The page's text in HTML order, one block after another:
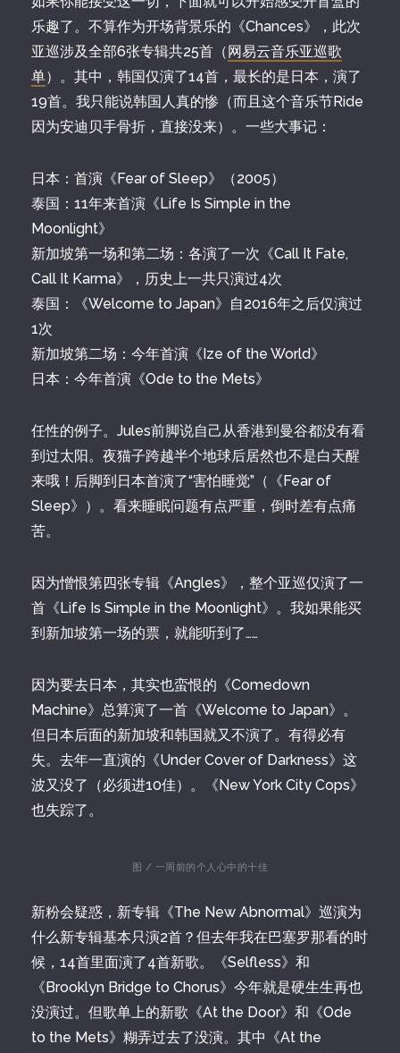
乐趣了。不算作为开场背景乐的《Chances》，此次
亚巡涉及全部6张专辑共25首（网易云音乐亚巡歌
单）。其中，韩国仅演了14首，最长的是日本，演了
19首。我只能说韩国人真的惨（而且这个音乐节Ride
因为安迪贝手骨折，直接没来）。一些大事记：
日本：首演《Fear of Sleep》（2005）
泰国：11年来首演《Life Is Simple in the
Moonlight》
新加坡第一场和第二场：各演了一次《Call It Fate,
Call It Karma》，历史上一共只演过4次
泰国：《Welcome to Japan》自2016年之后仅演过
1次
新加坡第二场：今年首演《Ize of the World》
日本：今年首演《Ode to the Mets》
任性的例子。Jules前脚说自己从香港到曼谷都没有看
到过太阳。夜猫子跨越半个地球后居然也不是白天醒
来哦！后脚到日本首演了“害怕睡觉”（《Fear of
Sleep》）。看来睡眠问题有点严重，倒时差有点痛
苦。
因为憎恨第四张专辑《Angles》，整个亚巡仅演了一
首《Life Is Simple in the Moonlight》。我如果能买
到新加坡第一场的票，就能听到了……
因为要去日本，其实也蛮恨的《Comedown
Machine》总算演了一首《Welcome to Japan》。
但日本后面的新加坡和韩国就又不演了。有得必有
失。去年一直演的《Under Cover of Darkness》这
波又没了（必须进10佳）。《New York City Cops》
也失踪了。
图 / 一周前的个人心中的十佳
新粉会疑惑，新专辑《The New Abnormal》巡演为
什么新专辑基本只演2首？但去年我在巴塞罗那看的时
候，14首里面演了4首新歌。《Selfless》和
《Brooklyn Bridge to Chorus》今年就是硬生生再也
没演过。但歌单上的新歌《At the Door》和《Ode
to the Mets》糊弄过去了没演。其中《At the